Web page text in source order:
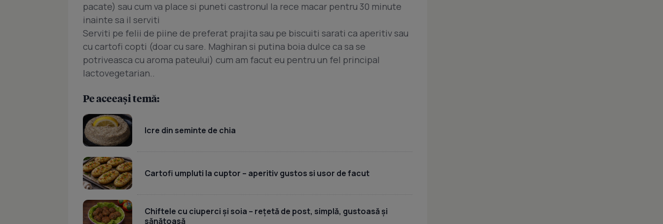
pacate) sau cum va place si puneti castronul la rece macar pentru 30 minute
inainte sa il serviti
Serviti pe felii de piine de preferat prajita sau pe biscuiti sarati ca aperitiv sau
cu cartofi copti (doar cu sare. Maghiran si putina boia dulce ca sa se
potriveasca cu aroma pateului) cum am facut eu pentru un fel principal
lactovegetarian..
Pe aceeași temă:
Icre din seminte de chia
Cartofi umpluti la cuptor – aperitiv gustos si usor de facut
Chiftele cu ciuperci și soia – rețetă de post, simplă, gustoasă și
sănătoasă